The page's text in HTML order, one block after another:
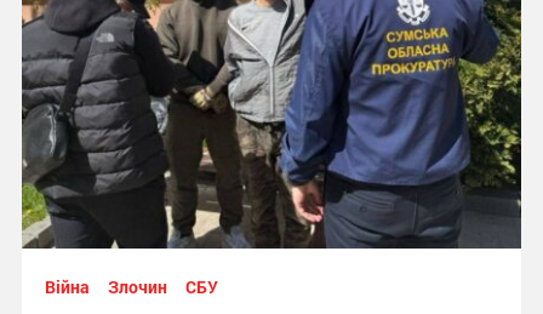
Війна Злочин СБУ